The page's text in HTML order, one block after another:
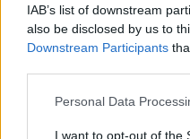
IAB’s list of downstream
also be disclosed by us to
Downstream Participants
Please note that this
not limited to your visit or
Personal Data
I want to opt-out of the
quando annotò
Stadio Olimpico
quell'appunto
che propugna
critico.